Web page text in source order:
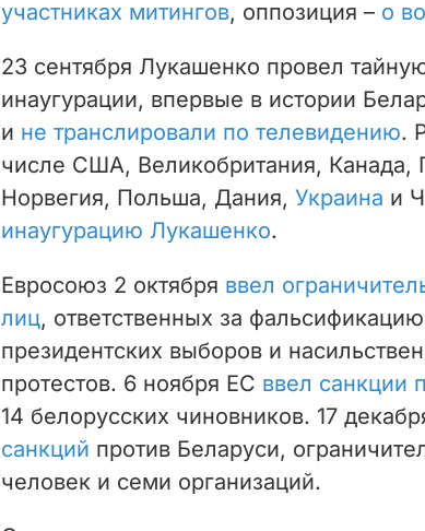
участниках митингов, оппозиция – о
23 сентября Лукашенко провел
инаугурации, впервые в истории
и не транслировали по телевидению.
числе США, Великобритания, Канада,
Норвегия, Польша, Дания, Украина и
инаугурацию Лукашенко.
Евросоюз 2 октября ввел
лиц, ответственных за фальсификацию
президентских выборов и
протестов. 6 ноября ЕС ввел санкции
14 белорусских чиновников. 17
санкций против Беларуси,
человек и семи организаций.